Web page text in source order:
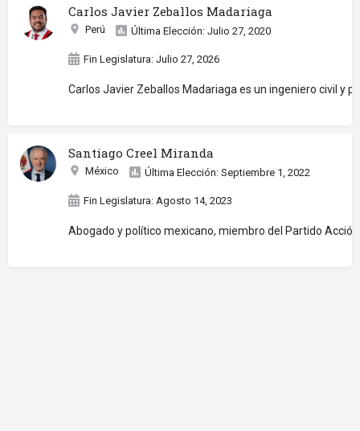
Carlos Javier Zeballos Madariaga
Perú Última Elección: Julio 27, 2020
Fin Legislatura: Julio 27, 2026
Carlos Javier Zeballos Madariaga es un ingeniero civil y
Santiago Creel Miranda
México Última Elección: Septiembre 1, 2022
Fin Legislatura: Agosto 14, 2023
Abogado y político mexicano, miembro del Partido